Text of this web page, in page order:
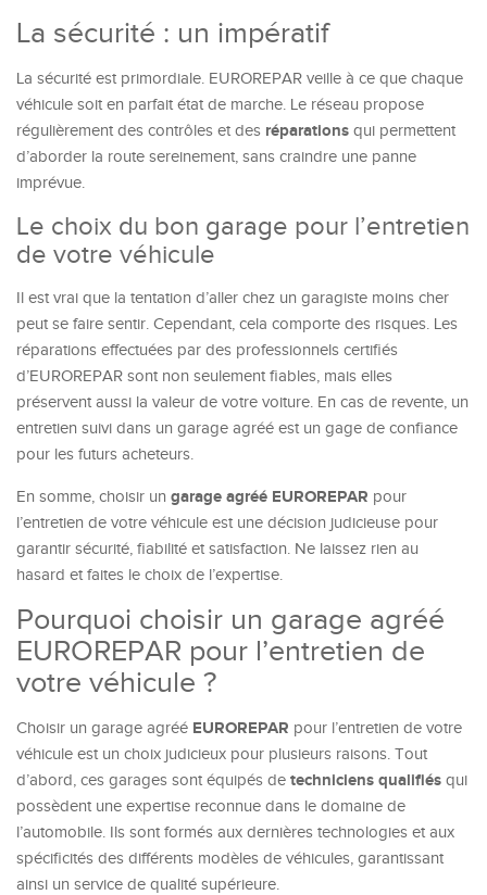
La sécurité : un impératif
La sécurité est primordiale. EUROREPAR veille à ce que chaque
véhicule soit en parfait état de marche. Le réseau propose
régulièrement des contrôles et des réparations qui permettent
d’aborder la route sereinement, sans craindre une panne
imprévue.
Le choix du bon garage pour l’entretien
de votre véhicule
Il est vrai que la tentation d’aller chez un garagiste moins cher
peut se faire sentir. Cependant, cela comporte des risques. Les
réparations effectuées par des professionnels certifiés
d’EUROREPAR sont non seulement fiables, mais elles
préservent aussi la valeur de votre voiture. En cas de revente, un
entretien suivi dans un garage agréé est un gage de confiance
pour les futurs acheteurs.
En somme, choisir un garage agréé EUROREPAR pour
l’entretien de votre véhicule est une décision judicieuse pour
garantir sécurité, fiabilité et satisfaction. Ne laissez rien au
hasard et faites le choix de l’expertise.
Pourquoi choisir un garage agréé
EUROREPAR pour l’entretien de
votre véhicule ?
Choisir un garage agréé EUROREPAR pour l’entretien de votre
véhicule est un choix judicieux pour plusieurs raisons. Tout
d’abord, ces garages sont équipés de techniciens qualifiés qui
possèdent une expertise reconnue dans le domaine de
l’automobile. Ils sont formés aux dernières technologies et aux
spécificités des différents modèles de véhicules, garantissant
ainsi un service de qualité supérieure.